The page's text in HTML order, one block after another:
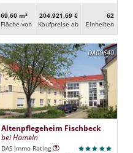
69,60 m²
Fläche von
204.921,69 €
Kaufpreise ab
62
Ein­heiten
DA00640
Altenpflegeheim Fischbeck
bei Hameln
DAS Immo Rating